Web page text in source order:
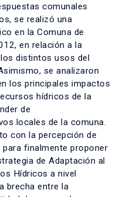
comunales
se realizó una
en la Comuna de
en relación a la
distintos usos del
se analizaron
los principales impactos
hídricos de la
de
locales de la comuna.
con la percepción de
finalmente proponer
de Adaptación al
Hídricos a nivel
brecha entre la